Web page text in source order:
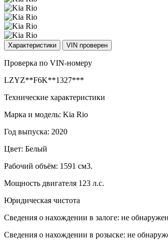
Характеристики VIN проверен
Проверка по VIN-номеру
LZYZ**F6K**1327***
Технические характеристики
Марка и модель: Kia Rio
Год выпуска: 2020
Цвет: Белый
Рабочий объём: 1591 см3.
Мощность двигателя 123 л.с.
Юридическая чистота
Сведения о нахождении в залоге: не
Сведения о нахождении в розыске: не